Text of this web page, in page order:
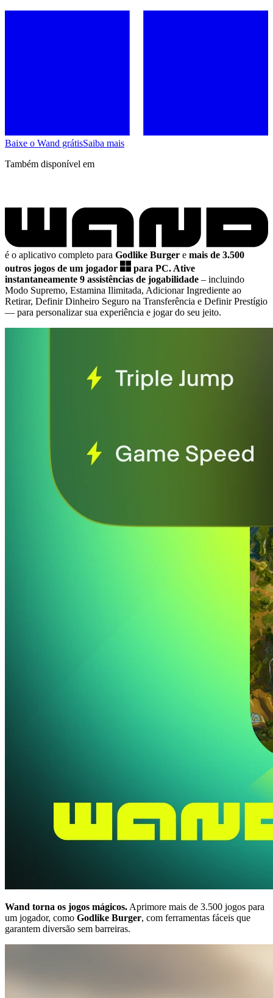
Baixe o Wand grátisSaiba mais
Também disponível em
é o aplicativo completo para Godlike Burger e mais de 3.500
outros jogos de um jogador
para PC. Ative
instantaneamente 9 assistências de jogabilidade – incluindo
Modo Supremo, Estamina Ilimitada, Adicionar Ingrediente ao
Retirar, Definir Dinheiro Seguro na Transferência e Definir Prestígio
— para personalizar sua experiência e jogar do seu jeito.
Wand torna os jogos mágicos. Aprimore mais de 3.500 jogos para
um jogador, como Godlike Burger, com ferramentas fáceis que
garantem diversão sem barreiras.